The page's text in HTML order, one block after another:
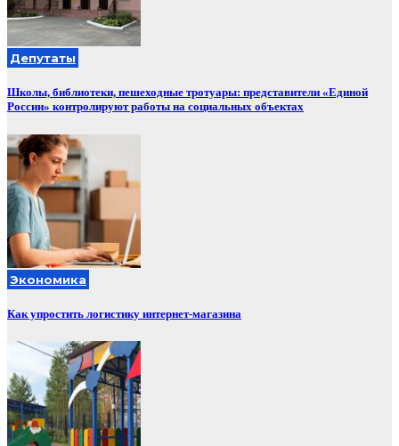
Депутаты
Школы, библиотеки, пешеходные тротуары: представители «Единой
России» контролируют работы на социальных объектах
Экономика
Как упростить логистику интернет-магазина